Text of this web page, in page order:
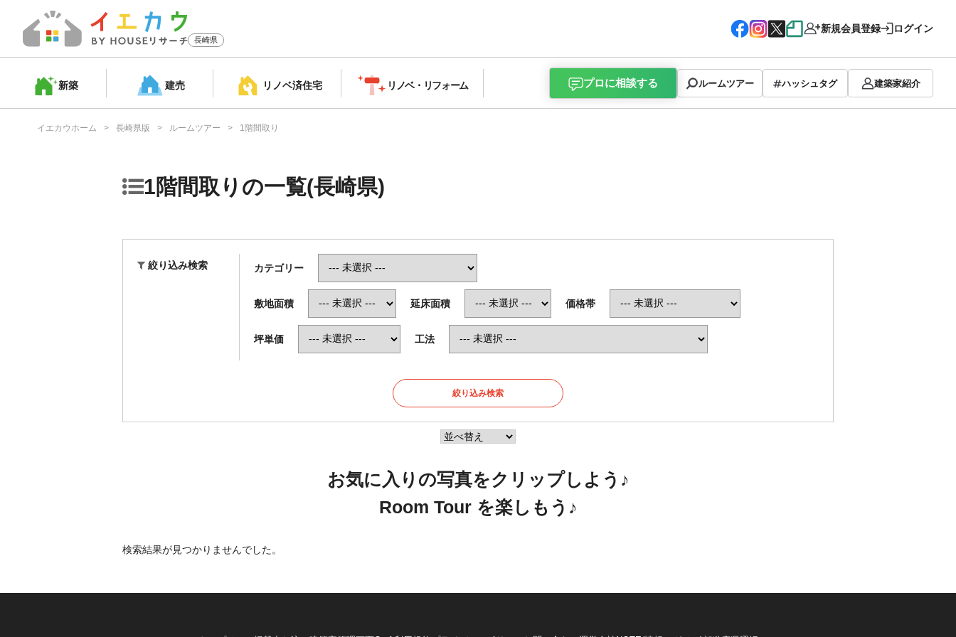
長崎県
新規会員登録 ログイン
新築 建売 リノベ済住宅 リノベ・ リフォーム プロに相談する ルームツアー ハッシュタグ 建築家紹介
イエカウホーム 長崎県版 ルームツアー 1階間取り
1階間取りの一覧(長崎県)
絞り込み検索 カテゴリー
敷地面積 延床面積 価格帯
坪単価 工法
お気に入りの写真をクリップしよう♪
Room Tour を楽しもう♪
検索結果が見つかりませんでした。